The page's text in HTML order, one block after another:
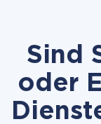
Sind
oder